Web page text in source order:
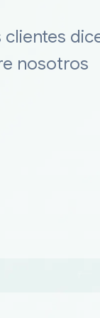
clientes
nosotros